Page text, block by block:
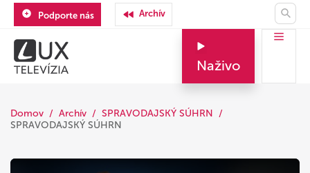
Podporte nás Archív
Naživo
Domov Archív
SPRAVODAJSKÝ SÚHRN
SPRAVODAJSKÝ SÚHRN
This